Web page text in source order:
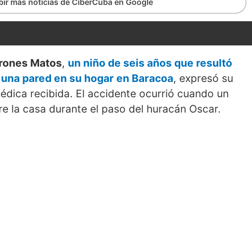
más noticias de CiberCuba en Google
Matos, un niño de seis años que resultó
pared en su hogar en Baracoa, expresó su
recibida. El accidente ocurrió cuando un
la casa durante el paso del huracán Oscar.